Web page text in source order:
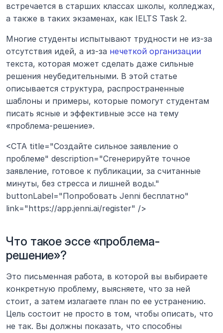
встречается в старших классах школы, колледжах,
а также в таких экзаменах, как IELTS Task 2.
Многие студенты испытывают трудности не из-за
отсутствия идей, а из-за нечеткой организации
текста, которая может сделать даже сильные
решения неубедительными. В этой статье
описывается структура, распространенные
шаблоны и примеры, которые помогут студентам
писать ясные и эффективные эссе на тему
«проблема-решение».
<CTA title="Создайте сильное заявление о
проблеме" description="Сгенерируйте точное
заявление, готовое к публикации, за считанные
минуты, без стресса и лишней воды."
buttonLabel="Попробовать Jenni бесплатно"
link="https://app.jenni.ai/register" />
Что такое эссе «проблема-
решение»?
Это письменная работа, в которой вы выбираете
конкретную проблему, выясняете, что за ней
стоит, а затем излагаете план по ее устранению.
Цель состоит не просто в том, чтобы описать, что
не так. Вы должны показать, что способны